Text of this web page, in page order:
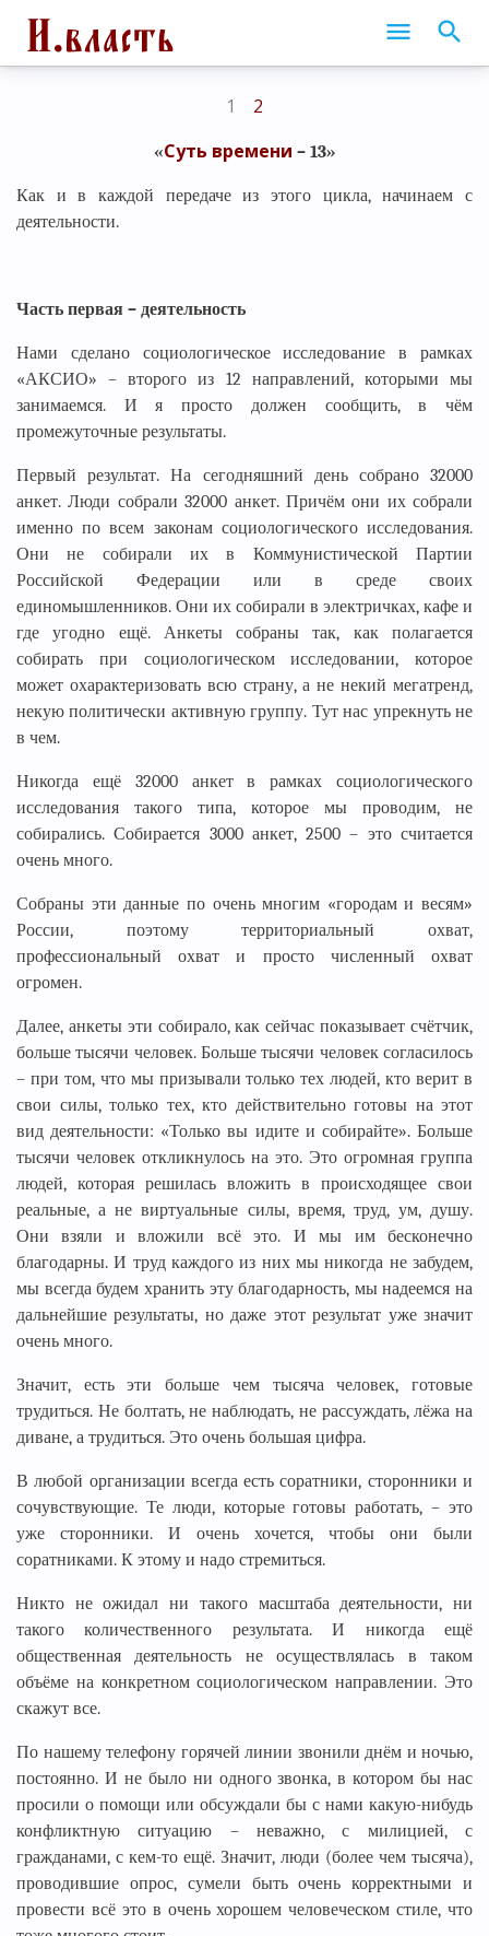
1 2
«Суть времени – 13»
Как и в каждой передаче из этого цикла, начинаем с
деятельности.
Часть первая – деятельность
Нами сделано социологическое исследование в рамках
«АКСИО» – второго из 12 направлений, которыми мы
занимаемся. И я просто должен сообщить, в чём
промежуточные результаты.
Первый результат. На сегодняшний день собрано 32000
анкет. Люди собрали 32000 анкет. Причём они их собрали
именно по всем законам социологического исследования.
Они не собирали их в Коммунистической Партии
Российской Федерации или в среде своих
единомышленников. Они их собирали в электричках, кафе и
где угодно ещё. Анкеты собраны так, как полагается
собирать при социологическом исследовании, которое
может охарактеризовать всю страну, а не некий мегатренд,
некую политически активную группу. Тут нас упрекнуть не
в чем.
Никогда ещё 32000 анкет в рамках социологического
исследования такого типа, которое мы проводим, не
собирались. Собирается 3000 анкет, 2500 – это считается
очень много.
Собраны эти данные по очень многим «городам и весям»
России, поэтому территориальный охват,
профессиональный охват и просто численный охват
огромен.
Далее, анкеты эти собирало, как сейчас показывает счётчик,
больше тысячи человек. Больше тысячи человек согласилось
– при том, что мы призывали только тех людей, кто верит в
свои силы, только тех, кто действительно готовы на этот
вид деятельности: «Только вы идите и собирайте». Больше
тысячи человек откликнулось на это. Это огромная группа
людей, которая решилась вложить в происходящее свои
реальные, а не виртуальные силы, время, труд, ум, душу.
Они взяли и вложили всё это. И мы им бесконечно
благодарны. И труд каждого из них мы никогда не забудем,
мы всегда будем хранить эту благодарность, мы надеемся на
дальнейшие результаты, но даже этот результат уже значит
очень много.
Значит, есть эти больше чем тысяча человек, готовые
трудиться. Не болтать, не наблюдать, не рассуждать, лёжа на
диване, а трудиться. Это очень большая цифра.
В любой организации всегда есть соратники, сторонники и
сочувствующие. Те люди, которые готовы работать, – это
уже сторонники. И очень хочется, чтобы они были
соратниками. К этому и надо стремиться.
Никто не ожидал ни такого масштаба деятельности, ни
такого количественного результата. И никогда ещё
общественная деятельность не осуществлялась в таком
объёме на конкретном социологическом направлении. Это
скажут все.
По нашему телефону горячей линии звонили днём и ночью,
постоянно. И не было ни одного звонка, в котором бы нас
просили о помощи или обсуждали бы с нами какую-нибудь
конфликтную ситуацию – неважно, с милицией, с
гражданами, с кем-то ещё. Значит, люди (более чем тысяча),
проводившие опрос, сумели быть очень корректными и
провести всё это в очень хорошем человеческом стиле, что